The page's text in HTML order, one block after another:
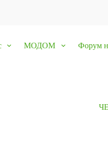
МОДОМ Форум